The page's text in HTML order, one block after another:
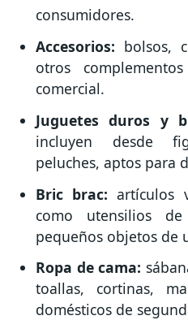
consumidores.
Accesorios: bolsos,
otros
comercial.
Juguetes duros y
incluyen desde
peluches, aptos para
Bric brac: artículos
como utensilios
pequeños objetos de
Ropa de cama:
toallas, cortinas,
domésticos de